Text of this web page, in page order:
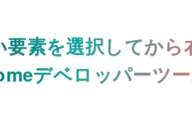
要素を選択してから
デベロッパーツ